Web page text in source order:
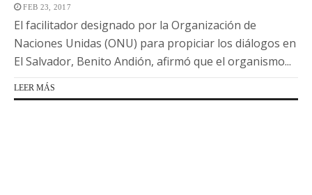
FEB 23, 2017
El facilitador designado por la Organización de
Naciones Unidas (ONU) para propiciar los diálogos en
El Salvador, Benito Andión, afirmó que el organismo...
LEER MÁS